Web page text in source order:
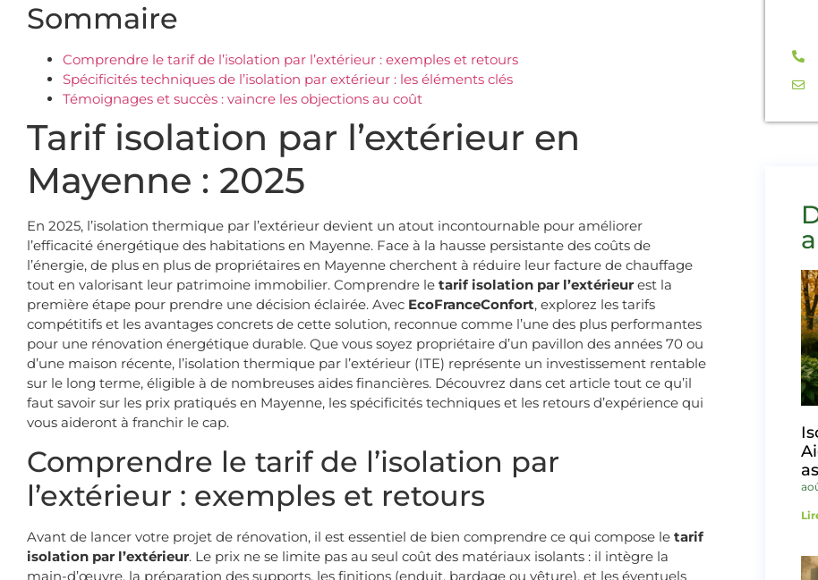
Sommaire
Comprendre le tarif de l’isolation par l’extérieur : exemples et retours
Spécificités techniques de l’isolation par extérieur : les éléments clés
Témoignages et succès : vaincre les objections au coût
Tarif isolation par l’extérieur en
Mayenne : 2025
En 2025, l’isolation thermique par l’extérieur devient un atout incontournable pour améliorer
l’efficacité énergétique des habitations en Mayenne. Face à la hausse persistante des coûts de
l’énergie, de plus en plus de propriétaires en Mayenne cherchent à réduire leur facture de chauffage
tout en valorisant leur patrimoine immobilier. Comprendre le tarif isolation par l’extérieur est la
première étape pour prendre une décision éclairée. Avec EcoFranceConfort, explorez les tarifs
compétitifs et les avantages concrets de cette solution, reconnue comme l’une des plus performantes
pour une rénovation énergétique durable. Que vous soyez propriétaire d’un pavillon des années 70 ou
d’une maison récente, l’isolation thermique par l’extérieur (ITE) représente un investissement rentable
sur le long terme, éligible à de nombreuses aides financières. Découvrez dans cet article tout ce qu’il
faut savoir sur les prix pratiqués en Mayenne, les spécificités techniques et les retours d’expérience qui
vous aideront à franchir le cap.
Comprendre le tarif de l’isolation par
l’extérieur : exemples et retours
Avant de lancer votre projet de rénovation, il est essentiel de bien comprendre ce qui compose le tarif
isolation par l’extérieur. Le prix ne se limite pas au seul coût des matériaux isolants : il intègre la
main-d’œuvre, la préparation des supports, les finitions (enduit, bardage ou vêture), et les éventuels